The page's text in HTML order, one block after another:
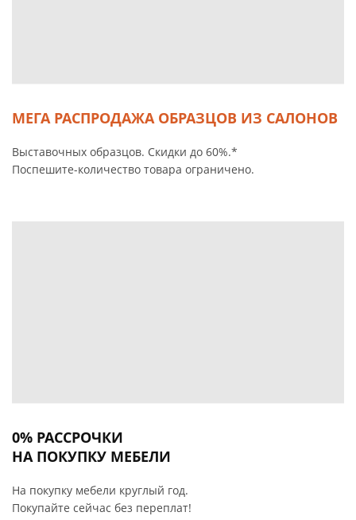
МЕГА РАСПРОДАЖА ОБРАЗЦОВ ИЗ САЛОНОВ
Выставочных образцов. Скидки до 60%.*
Поспешите-количество товара ограничено.
0% РАССРОЧКИ
НА ПОКУПКУ МЕБЕЛИ
На покупку мебели круглый год.
Покупайте сейчас без переплат!